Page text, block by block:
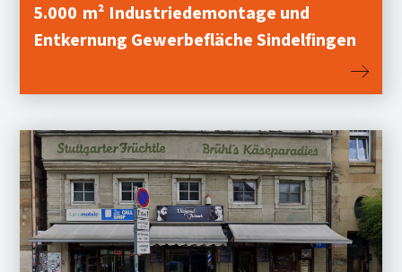
5.000 m² Industriedemontage und
Entkernung Gewerbefläche Sindelfingen